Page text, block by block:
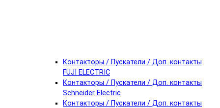
Контакторы / Пускатели / Доп. контакты
FUJI ELECTRIC
Контакторы / Пускатели / Доп. контакты
Schneider Electric
Контакторы / Пускатели / Доп. контакты